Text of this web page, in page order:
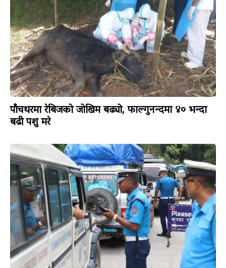
पाँचथरमा रेबिजको जोखिम बढ्यो, फाल्गुनन्दमा ४० भन्दा
बढी पशु मरे